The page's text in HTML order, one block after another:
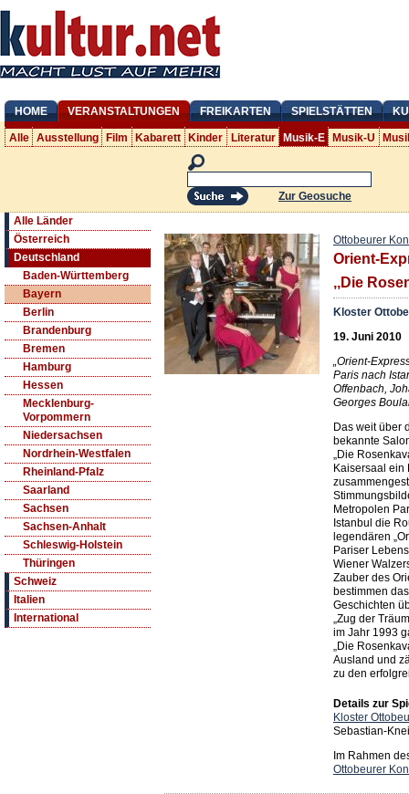
HOME VERANSTALTUNGEN FREIKARTEN SPIELSTÄTTEN
Alle Ausstellung Film Kabarett Kinder Literatur Musik-E Musik-U
Zur Geosuche
Alle Länder
Österreich
Deutschland
Baden-Württemberg
Bayern
Berlin
Brandenburg
Bremen
Hamburg
Hessen
Mecklenburg-
Vorpommern
Niedersachsen
Nordrhein-Westfalen
Rheinland-Pfalz
Saarland
Sachsen
Sachsen-Anhalt
Schleswig-Holstein
Thüringen
Schweiz
Italien
International
Ottobeurer
Orient-
‚‚Die
Kloster
19. Juni 2010
„Orient-
Paris nach
Offenbach,
Georges
Das weit über
bekannte
„Die
Kaisersaal ein
Metropolen
Istanbul die
legendären
Pariser
Wiener
Zauber des
bestimmen
Geschichten
„Zug der
im Jahr 1993
„Die
Ausland und
zu den
Details zur
Kloster
Sebastian-
Im Rahmen
Ottobeurer